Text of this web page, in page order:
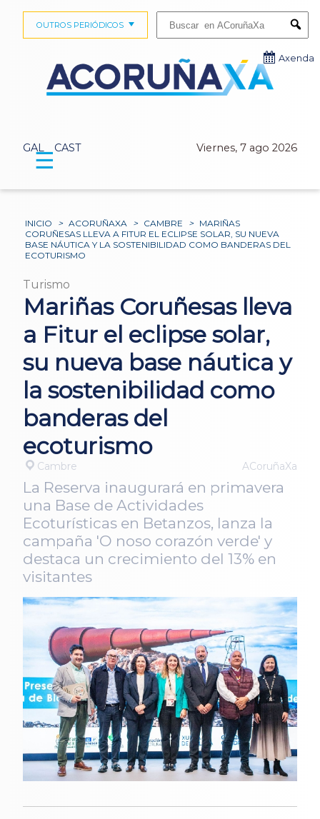
GAL CAST Viernes, 7 ago 2026
OUTROS PERIÓDICOS
Axenda
☰
INICIO > ACORUÑAXA > CAMBRE > MARIÑAS
CORUÑESAS LLEVA A FITUR EL ECLIPSE SOLAR, SU NUEVA
BASE NÁUTICA Y LA SOSTENIBILIDAD COMO BANDERAS DEL
ECOTURISMO
Turismo
Mariñas Coruñesas lleva
a Fitur el eclipse solar,
su nueva base náutica y
la sostenibilidad como
banderas del
ecoturismo
Cambre ACoruñaXa
La Reserva inaugurará en primavera
una Base de Actividades
Ecoturísticas en Betanzos, lanza la
campaña 'O noso corazón verde' y
destaca un crecimiento del 13% en
visitantes